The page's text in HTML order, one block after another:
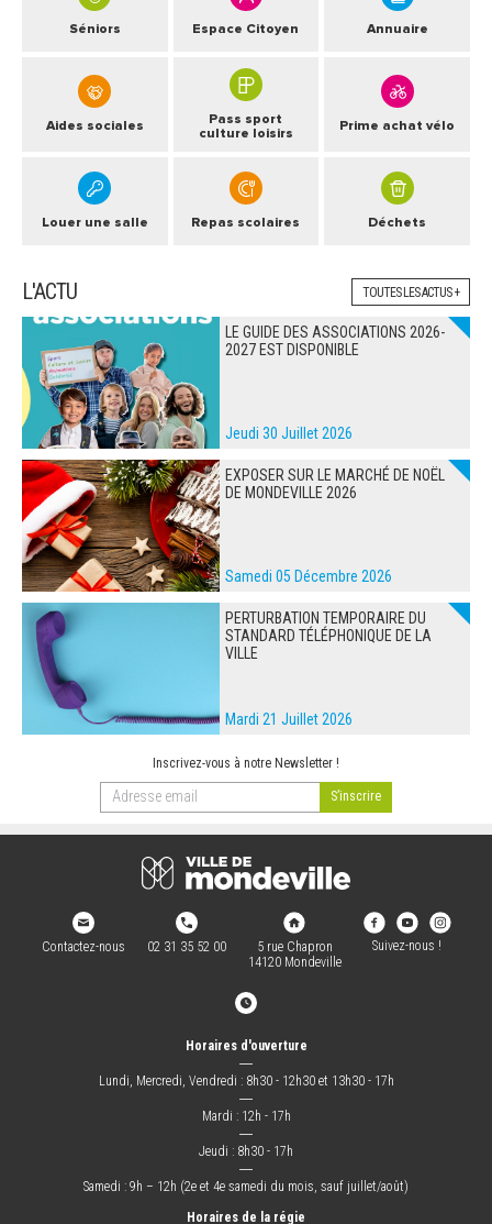
Séniors Espace Citoyen Annuaire
Aides sociales
Pass sport
culture loisirs
Prime achat vélo
Louer une salle Repas scolaires Déchets
L'ACTU TOUTES LES ACTUS +
LE GUIDE DES ASSOCIATIONS 2026-
2027 EST DISPONIBLE
Jeudi 30 Juillet 2026
EXPOSER SUR LE MARCHÉ DE NOËL
DE MONDEVILLE 2026
Samedi 05 Décembre 2026
PERTURBATION TEMPORAIRE DU
STANDARD TÉLÉPHONIQUE DE LA
VILLE
Mardi 21 Juillet 2026
Inscrivez-vous à notre Newsletter !
Contactez-nous 02 31 35 52 00
5 rue Chapron
14120 Mondeville
Suivez-nous !
Horaires d'ouverture
―
Lundi, Mercredi, Vendredi : 8h30 - 12h30 et 13h30 - 17h
―
Mardi : 12h - 17h
―
Jeudi : 8h30 - 17h
―
Samedi : 9h – 12h (2e et 4e samedi du mois, sauf juillet/août)
Horaires de la régie